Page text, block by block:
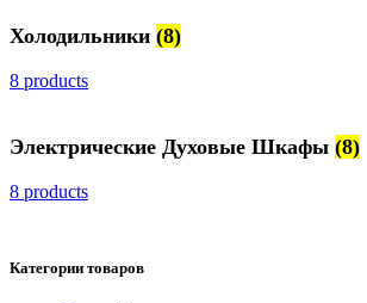
Холодильники (8)
8 products
Электрические Духовые Шкафы (8)
8 products
Категории товаров